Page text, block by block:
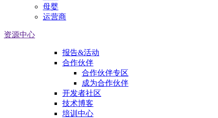
母婴
运营商
资源中心
报告&活动
合作伙伴
合作伙伴专区
成为合作伙伴
开发者社区
技术博客
培训中心